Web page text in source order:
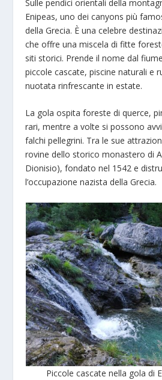
Sulle pendici orientali della
Enipeas, uno dei canyons più
della Grecia. È una celebre
che offre una miscela di fitte
siti storici. Prende il nome dal
piccole cascate, piscine naturali e
nuotata rinfrescante in estate.
La gola ospita foreste di querce,
rari, mentre a volte si possono
falchi pellegrini. Tra le sue
rovine dello storico monastero di
Dionisio), fondato nel 1542 e
l’occupazione nazista della Grecia.
Piccole cascate nella gola di